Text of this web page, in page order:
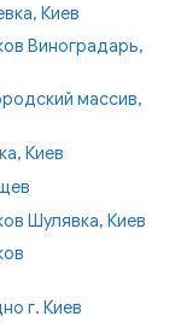
Киев
Виноградарь,
массив,
Киев
Шулявка, Киев
г. Киев